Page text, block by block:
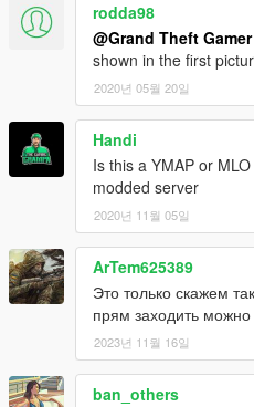
rodda98
@Grand Theft Gamer
shown in the first
2020년 05월 20일
Handi
Is this a YMAP or
modded server
2020년 11월 05일
ArTem625389
Это только скажем
прям заходить можно
2023년 11월 16일
ban_others